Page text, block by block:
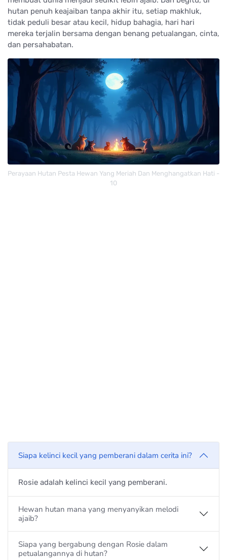
hutan penuh keajaiban tanpa akhir itu, setiap makhluk,
tidak peduli besar atau kecil, hidup bahagia, hari hari
mereka terjalin bersama dengan benang petualangan, cinta,
dan persahabatan.
Perayaan Hutan Pesta Hewan Yang Meriah Dan Menghangatkan Hati -
10
Siapa kelinci kecil yang pemberani dalam cerita ini?
Rosie adalah kelinci kecil yang pemberani.
Hewan hutan mana yang menyanyikan melodi
ajaib?
Siapa yang bergabung dengan Rosie dalam
petualangannya di hutan?